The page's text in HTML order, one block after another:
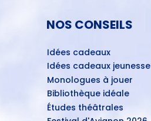
NOS CONSEILS
Idées cadeaux
Idées cadeaux jeunesse
Monologues à jouer
Bibliothèque idéale
Études théâtrales